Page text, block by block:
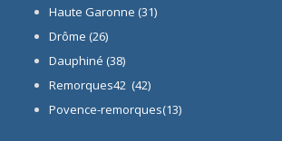
Haute Garonne (31)
Drôme (26)
Dauphiné (38)
Remorques42 (42)
Povence-remorques(13)